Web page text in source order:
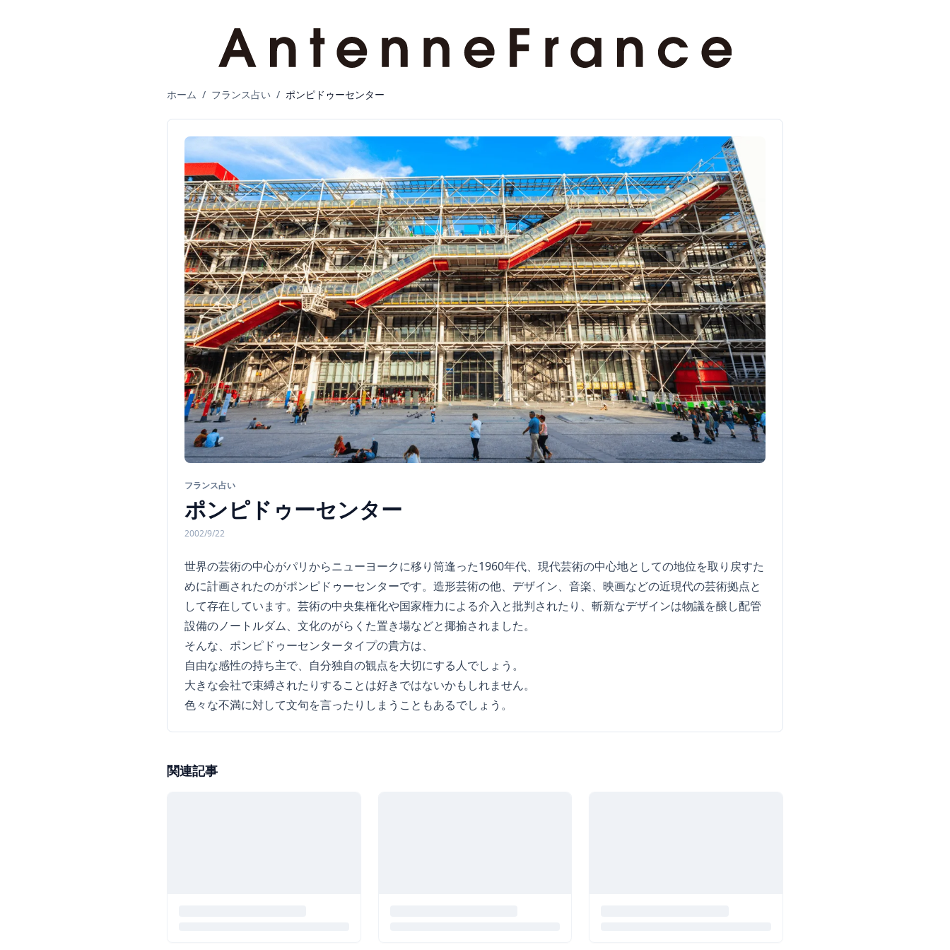
ホーム / フランス占い / ポンピドゥーセンター
フランス占い
ポンピドゥーセンター
2002/9/22
世界の芸術の中心がパリからニューヨークに移り筒逢った1960年代、現代芸術の中心地としての地位を取り戻すた
めに計画されたのがポンピドゥーセンターです。造形芸術の他、デザイン、音楽、映画などの近現代の芸術拠点と
して存在しています。芸術の中央集権化や国家権力による介入と批判されたり、斬新なデザインは物議を醸し配管
設備のノートルダム、文化のがらくた置き場などと揶揄されました。
そんな、ポンピドゥーセンタータイプの貴方は、
自由な感性の持ち主で、自分独自の観点を大切にする人でしょう。
大きな会社で束縛されたりすることは好きではないかもしれません。
色々な不満に対して文句を言ったりしまうこともあるでしょう。
関連記事